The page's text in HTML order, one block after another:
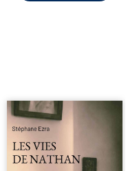
Les vies de
Nathan est un
né en trois jours,
au printemps